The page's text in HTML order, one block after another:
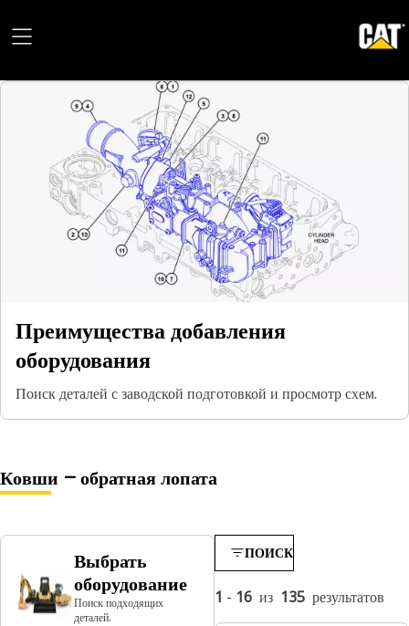
Преимущества добавления
оборудования
Поиск деталей с заводской подготовкой и просмотр схем.
Ковши — обратная лопата
Выбрать
оборудование
Поиск подходящих
деталей.
ПОИСК
1 - 16 из 135 результатов